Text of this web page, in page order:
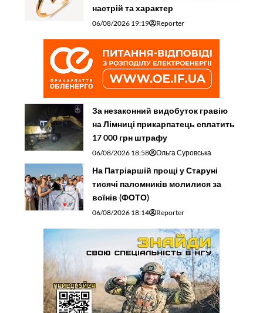
настрій та характер
06/08/2026 19:19 Reporter
За незаконний видобуток гравію
на Лімниці прикарпатець сплатить
17 000 грн штрафу
06/08/2026 18:58 Ольга Суровська
На Патріаршій прощі у Старуні
тисячі паломників молилися за
воїнів (ФОТО)
06/08/2026 18:14 Reporter